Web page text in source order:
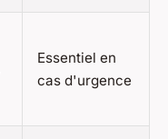
Essentiel en
cas d'urgence